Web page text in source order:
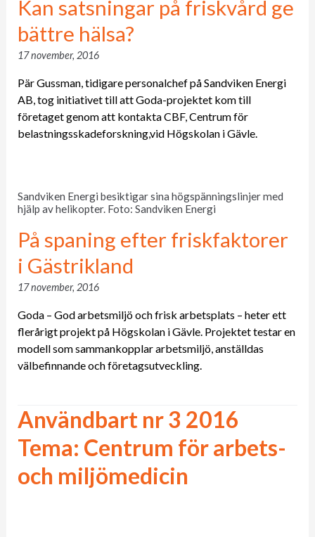
Kan satsningar på friskvård ge
bättre hälsa?
17 november, 2016
Pär Gussman, tidigare personalchef på Sandviken Energi
AB, tog initiativet till att Goda-projektet kom till
företaget genom att kontakta CBF, Centrum för
belastningsskadeforskning,vid Högskolan i Gävle.
Sandviken Energi besiktigar sina högspänningslinjer med
hjälp av helikopter. Foto: Sandviken Energi
På spaning efter friskfaktorer
i Gästrikland
17 november, 2016
Goda – God arbetsmiljö och frisk arbetsplats – heter ett
flerårigt projekt på Högskolan i Gävle. Projektet testar en
modell som sammankopplar arbetsmiljö, anställdas
välbefinnande och företagsutveckling.
Användbart nr 3 2016
Tema: Centrum för arbets-
och miljömedicin